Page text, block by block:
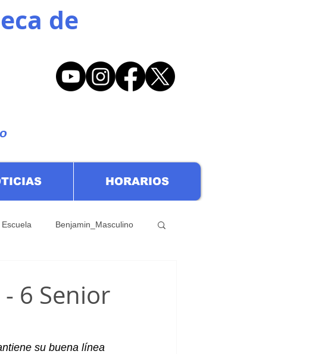
de
HORARIOS
Escuela Benjamin_Masculino
6 Senior
su buena línea